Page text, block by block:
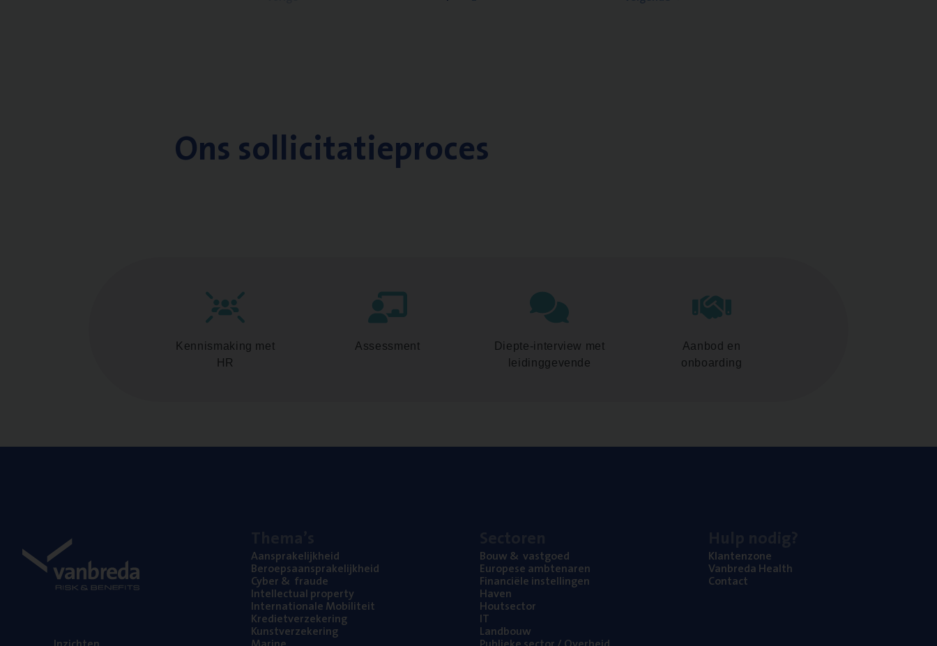
Ons sollicitatieproces
Kennismaking met
HR
Assessment
Diepte-interview met
leidinggevende
Aanbod en
onboarding
Aan­spra­ke­lijk­heid
Beroeps­aan­spra­ke­lijk­heid
Cyber& fraude
Intel­lec­tu­al property
Inter­na­ti­o­na­le Mobiliteit
Kre­diet­ver­ze­ke­ring
Kunst­ver­ze­ke­ring
Bouw& vastgoed
Euro­pe­se ambtenaren
Finan­ci­ë­le instellingen
Haven
Hout­sec­tor
IT
Land­bouw
Klan­ten­zo­ne
Van­b­re­da Health
Con­tact